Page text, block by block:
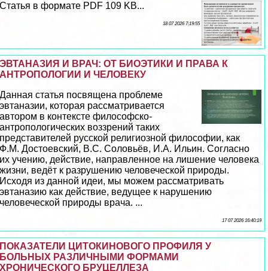
Статья в формате PDF 109 KB...
18 07 2026 7:19:55
ЭВТАНАЗИЯ И ВРАЧ: ОТ БИОЭТИКИ И ПРАВА К
АНТРОПОЛОГИИ И ЧЕЛОВЕКУ
Данная статья посвящена проблеме
эвтаназии, которая рассматривается
автором в контексте философско-
антропологических воззрений таких
представителей русской религиозной философии, как
Ф.М. Достоевский, В.С. Соловьёв, И.А. Ильин. Согласно
их учению, действие, направленное на лишение человека
жизни, ведёт к разрушению человеческой природы.
Исходя из данной идеи, мы можем рассматривать
эвтаназию как действие, ведущее к нарушению
человеческой природы врача. ...
17 07 2026 16:40:19
ПОКАЗАТЕЛИ ЦИТОКИНОВОГО ПРОФИЛЯ У
БОЛЬНЫХ РАЗЛИЧНЫМИ ФОРМАМИ
ХРОНИЧЕСКОГО БРУЦЕЛЛЕЗА